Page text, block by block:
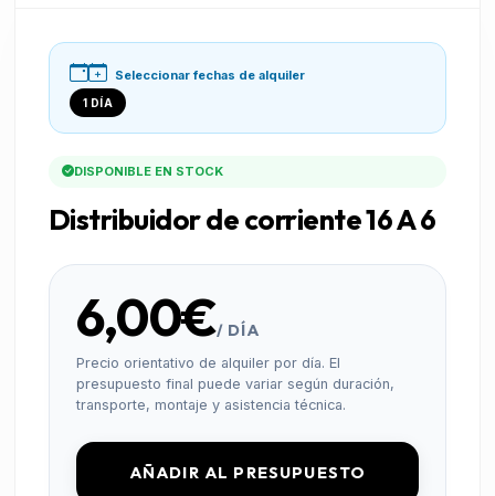
Seleccionar fechas de alquiler
1 DÍA
DISPONIBLE EN STOCK
Distribuidor de corriente 16 A 6
6,00€/ DÍA
Precio orientativo de alquiler por día. El
presupuesto final puede variar según duración,
transporte, montaje y asistencia técnica.
AÑADIR AL PRESUPUESTO